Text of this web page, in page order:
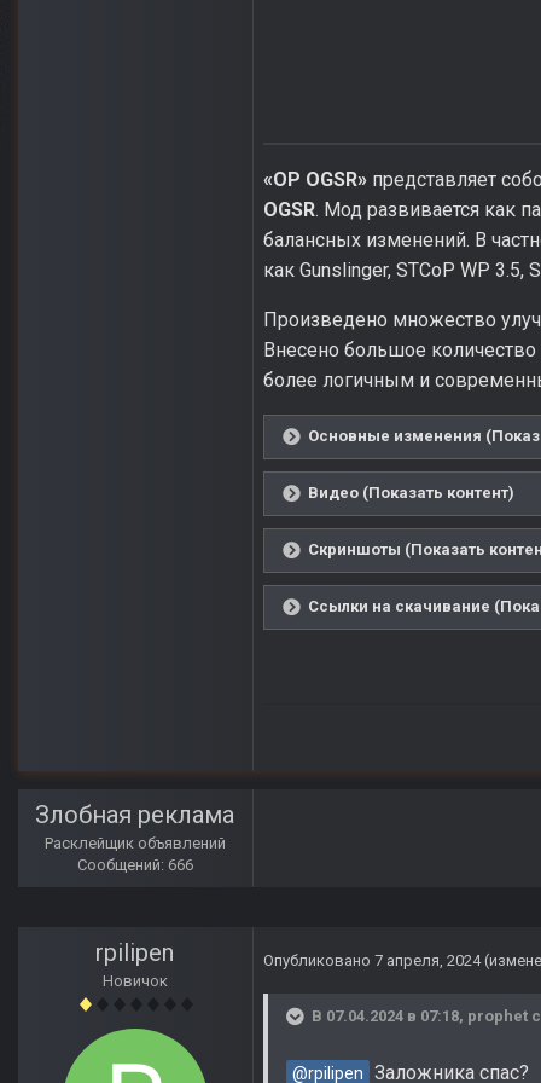
«OP OGSR» представляет
OGSR. Мод развивается как
балансных изменений. В
как Gunslinger, STCoP WP
Произведено множество
Внесено большое
более логичным и
Основные изменения
Видео (Показать контент)
Скриншоты (Показать
Ссылки на скачивание
Злобная реклама
Расклейщик объявлений
Сообщений: 666
rpilipen
Новичок
Опубликовано 7 апреля, 2024
В 07.04.2024 в 07:18, prophet
@rpilipen Заложника спас?